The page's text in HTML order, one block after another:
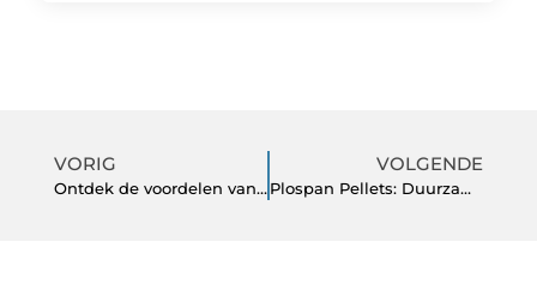
VORIG
Ontdek de voordelen van het kopen bij een officiële Nissan dealer
VOLGENDE
Plospan Pellets: Duurzame Warmte voor een Milieubewuste Huishouden